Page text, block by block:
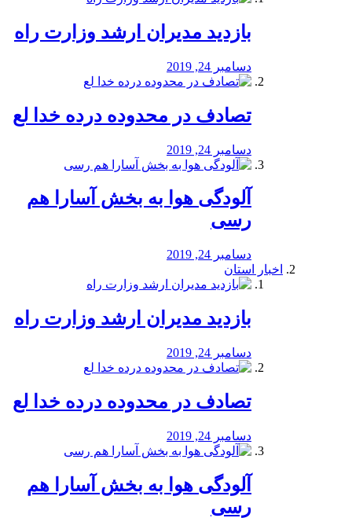
بازدید مدیران ارشد وزارت راه
دسامبر 24, 2019
تصادف در محدوده درده خدا لع
دسامبر 24, 2019
آلودگی هوا به بخش آسارا هم
رسی
دسامبر 24, 2019
اخبار استان
بازدید مدیران ارشد وزارت راه
دسامبر 24, 2019
تصادف در محدوده درده خدا لع
دسامبر 24, 2019
آلودگی هوا به بخش آسارا هم
رسی